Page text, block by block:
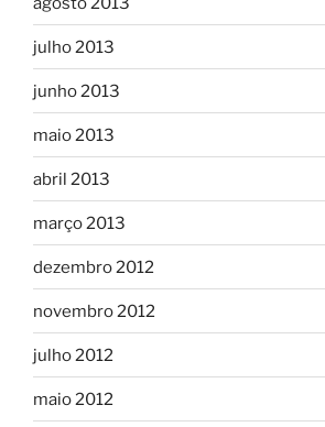
julho 2013
junho 2013
maio 2013
abril 2013
março 2013
dezembro 2012
novembro 2012
julho 2012
maio 2012